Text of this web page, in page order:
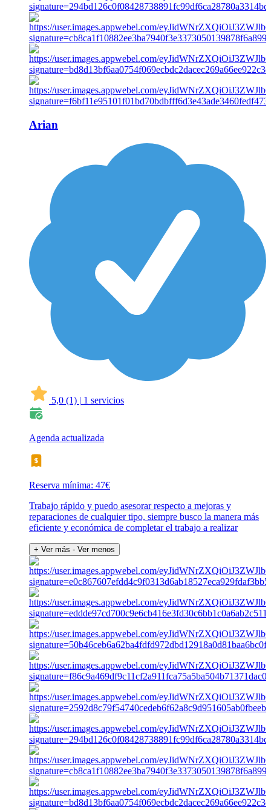
Arian
5,0 (1) | 1 servicios
Agenda actualizada
Reserva mínima: 47€
Trabajo rápido y puedo asesorar respecto a mejoras y
reparaciones de cualquier tipo, siempre busco la manera más
eficiente y económica de completar el trabajo a realizar
+ Ver más - Ver menos